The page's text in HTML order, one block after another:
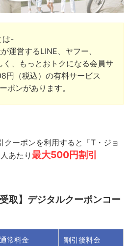
は-
運営するLINE、ヤフー、
、もっとおトクになる会員サ
円（税込）の有料サービス
ポンがあります。
クーポンを利用すると「T・ジョ
あたり 最大500円割引
取】デジタルクーポンコー
通常料金 割引後料金